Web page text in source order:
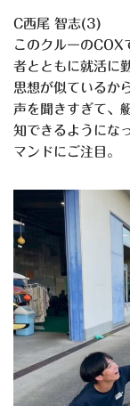
C西尾 智志(3)
このクルーのCOX
者とともに就活に
思想が似ているか
声を聞きすぎて、
知できるようにな
マンドにご注目。